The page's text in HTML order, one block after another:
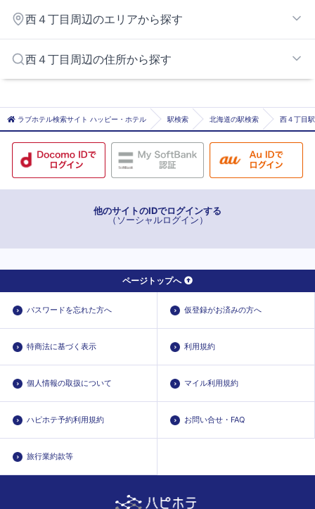
バスセンター前
行啓通
山鼻９条
資生館小学校前
西11丁目
西28丁目
中島公園
東屯田通
東本願寺前
豊水すすきの
幌南小学校前
幌平橋
西４丁目周辺のエリアから探す
中の島・真駒内エリア
西４丁目周辺の住所から探す
札幌市札幌市東区
札幌市札幌市白石区
札幌市札幌市豊平区
札幌市札幌市南区
札幌市札幌市西区
ラブホテル検索サイト ハッピー・ホテル 駅検索 北海道の駅検索 西４丁目
他のサイトのIDでログインする
（ソーシャルログイン）
ページトップへ
パスワードを忘れた方へ 仮登録がお済みの方へ
特商法に基づく表示 利用規約
個人情報の取扱について マイル利用規約
ハピホテ予約利用規約 お問い合せ・FAQ
旅行業約款等